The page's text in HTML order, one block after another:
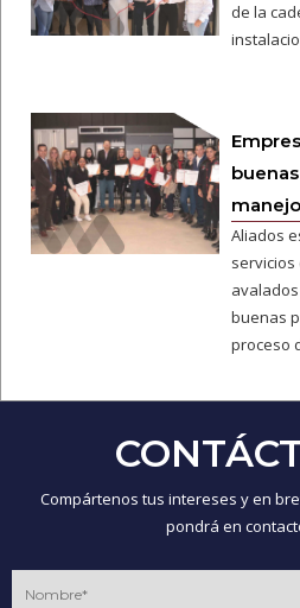
de la
Aliados
servicios
avalados
buenas
proceso
Compártenos tus intereses y en
pondrá en